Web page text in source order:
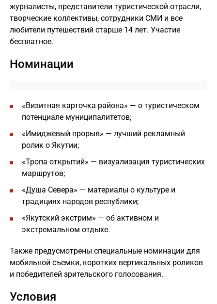
журналисты, представители туристической отрасли,
творческие коллективы, сотрудники СМИ и все
любители путешествий старше 14 лет. Участие
бесплатное.
Номинации
«Визитная карточка района» — о туристическом
потенциале муниципалитетов;
«Имиджевый прорыв» — лучший рекламный
ролик о Якутии;
«Тропа открытий» — визуализация туристических
маршрутов;
«Душа Севера» — материалы о культуре и
традициях народов республики;
«Якутский экстрим» — об активном и
экстремальном отдыхе.
Также предусмотрены специальные номинации для
мобильной съемки, коротких вертикальных роликов
и победителей зрительского голосования.
Условия